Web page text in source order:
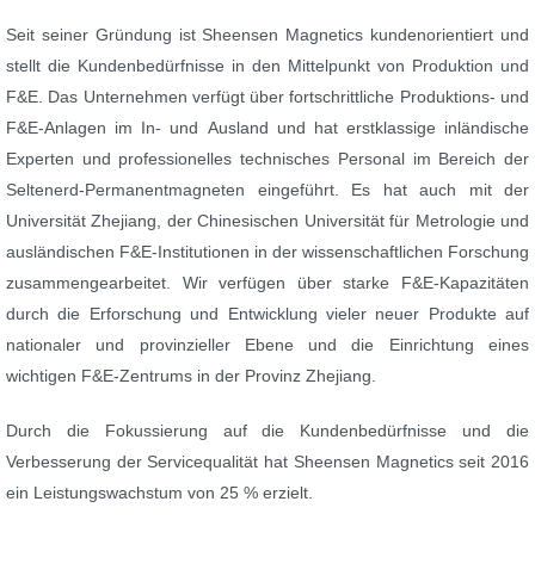
Seit seiner Gründung ist Sheensen Magnetics kundenorientiert und
stellt die Kundenbedürfnisse in den Mittelpunkt von Produktion und
F&E. Das Unternehmen verfügt über fortschrittliche Produktions- und
F&E-Anlagen im In- und Ausland und hat erstklassige inländische
Experten und professionelles technisches Personal im Bereich der
Seltenerd-Permanentmagneten eingeführt. Es hat auch mit der
Universität Zhejiang, der Chinesischen Universität für Metrologie und
ausländischen F&E-Institutionen in der wissenschaftlichen Forschung
zusammengearbeitet. Wir verfügen über starke F&E-Kapazitäten
durch die Erforschung und Entwicklung vieler neuer Produkte auf
nationaler und provinzieller Ebene und die Einrichtung eines
wichtigen F&E-Zentrums in der Provinz Zhejiang.
Durch die Fokussierung auf die Kundenbedürfnisse und die
Verbesserung der Servicequalität hat Sheensen Magnetics seit 2016
ein Leistungswachstum von 25 % erzielt.